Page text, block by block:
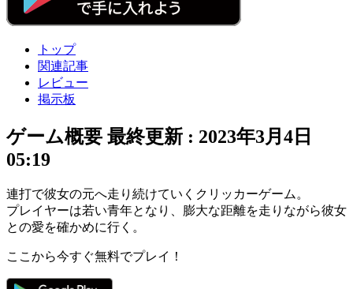
トップ
関連記事
レビュー
掲示板
ゲーム概要 最終更新 : 2023年3月4日
05:19
連打で彼女の元へ走り続けていく クリッカーゲーム 。
プレイヤーは若い青年となり、 膨大な距離を走りながら彼女
との愛を確かめに行く。
ここから今すぐ無料でプレイ！